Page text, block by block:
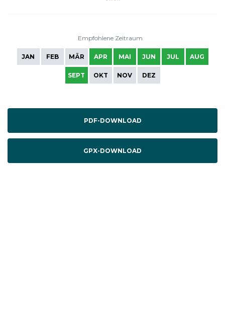
Empfohlene Zeitraum
JAN FEB MÄR APR MAI JUN JUL AUG
SEPT OKT NOV DEZ
PDF-DOWNLOAD
GPX-DOWNLOAD